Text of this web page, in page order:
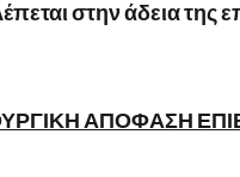
στην άδεια της
ΑΠΟΦΑΣΗ